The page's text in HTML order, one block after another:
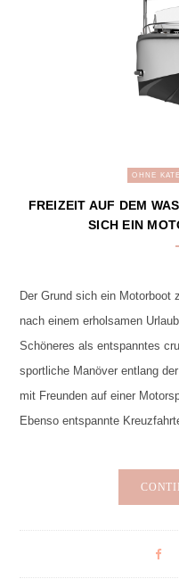
OHNE
FREIZEIT AUF DEM
SICH EIN
Der Grund sich ein
nach einem erholsamen
Schöneres als entspanntes
sportliche Manöver entlang
mit Freunden auf einer
Ebenso entspannte